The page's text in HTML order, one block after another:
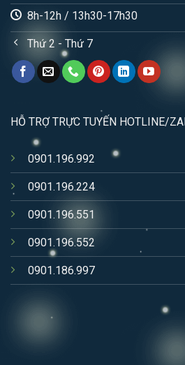
8h-12h / 13h30-17h30
Thứ 2 - Thứ 7
HỖ TRỢ TRỰC TUYẾN HOTLINE/
0901.196.992
0901.196.224
0901.196.551
0901.196.552
0901.186.997